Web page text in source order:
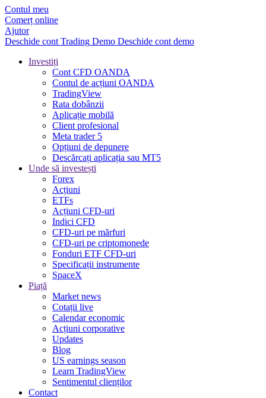
Contul meu
Comerț online
Ajutor
Deschide cont Trading Demo Deschide cont demo
Investiți
Cont CFD OANDA
Contul de acțiuni OANDA
TradingView
Rata dobânzii
Aplicație mobilă
Client profesional
Meta trader 5
Opțiuni de depunere
Descărcați aplicația sau MT5
Unde să investești
Forex
Acțiuni
ETFs
Acțiuni CFD-uri
Indici CFD
CFD-uri pe mărfuri
CFD-uri pe criptomonede
Fonduri ETF CFD-uri
Specificații instrumente
SpaceX
Piață
Market news
Cotații live
Calendar economic
Acțiuni corporative
Updates
Blog
US earnings season
Learn TradingView
Sentimentul clienților
Contact